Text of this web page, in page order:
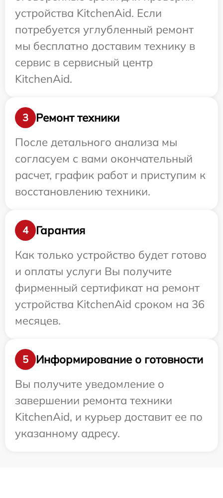
устройства KitchenAid. Если
потребуется углубленный ремонт
мы бесплатно доставим технику в
сервис в сервисный центр
KitchenAid.
3
Ремонт техники
После детального анализа мы
согласуем с вами окончательный
расчет, график работ и приступим к
восстановлению техники.
4
Гарантия
Как только устройство будет готово
и оплаты услуги Вы получите
фирменный сертификат на ремонт
устройства KitchenAid сроком на 36
месяцев.
5
Информирование о готовности
Вы получите уведомление о
завершении ремонта техники
KitchenAid, и курьер доставит ее по
указанному адресу.